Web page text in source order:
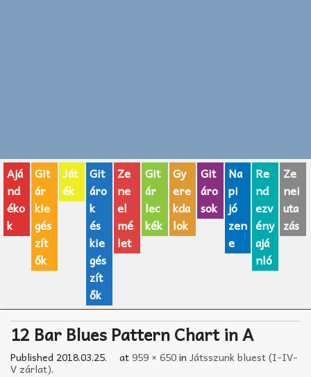
AJÁNDÉK ÖTLETEK
Vicces
GITÁR MÁRKÁK
TOP100 nóta
Zeneiskolák
Zeneszerzés alapjai
Ajá
nd
éko
k
Git
ár
kie
gés
zít
ők
Ját
ék
Git
áro
k
és
kie
gés
zít
ők
Ze
ne
el
mé
let
Git
ár
lec
kék
Gy
ere
kda
lok
Git
áro
sok
Na
pi
jó
zen
e
Re
nd
ezv
ény
ajá
nló
Ze
nei
uta
zás
12 Bar Blues Pattern Chart in A
Published 2018.03.25. at959 × 650in Játsszunk bluest (I-IV-
V zárlat).